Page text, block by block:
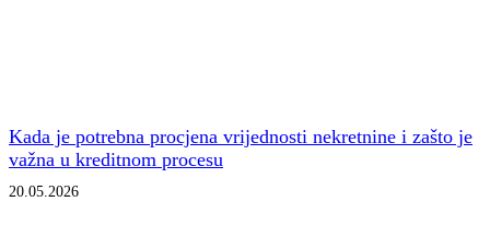
Kada je potrebna procjena vrijednosti nekretnine i zašto je
važna u kreditnom procesu
20.05.2026